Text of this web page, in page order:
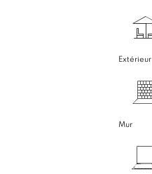
Extérieur
Mur